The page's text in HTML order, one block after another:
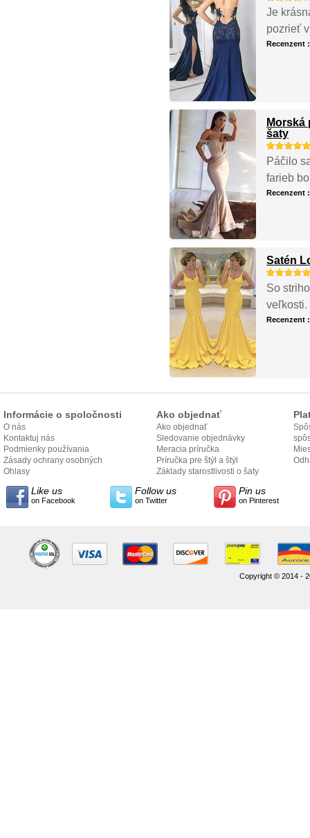
Je
pozrieť
Recenzent
Morská
šaty
Páčilo
farieb
Recenzent
Satén
So
veľkosti.
Recenzent
Informácie o spoločnosti
O nás
Kontaktuj nás
Podmienky používania
Zásady ochrany osobných
údajov
Ohlasy
Ako objednať
Ako objednať
Sledovanie objednávky
Meracia príručka
Príručka pre štýl a štýl
Základy starostlivosti o šaty
Like us
on Facebook
Follow us
on Twitter
Pin us
on Pinterest
Copyright © 2014 -